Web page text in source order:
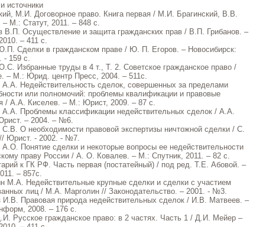
источники
М.И. Договорное право. Книга первая / М.И. Брагинский, В.В.
– М.: Статут, 2011. – 848 с.
В.П. Осуществление и защита гражданских прав / В.П. Грибанов. –
– 411 с.
Сделки в гражданском праве / Ю. П. Егоров. – Новосибирск:
- 159 с.
Избранные труды в 4 т., Т. 2. Советское гражданское право /
М.: Юрид. центр Пресс, 2004. – 511с.
А.А. Недействительность сделок, совершенных за пределами
или полномочий: проблемы квалификации и правовые
/ А.А. Киселев. – М.: Юрист, 2009. – 87 с.
А.А. Проблемы классификации недействительных сделок / А.А.
– 2004. – №6.
О необходимости правовой экспертизы ничтожной сделки / С.
Юрист. - 2002. - №7.
Понятие сделки и некоторые вопросы ее недействительности
праву России / А. О. Ковалев. – М.: Спутник, 2011. – 82 с.
к ГК РФ. Часть первая (постатейный) / под ред. Т.Е. Абовой. –
– 857с.
М.А. Недействительные крупные сделки и сделки с участием
лиц / М.А. Марголин // Законодательство. – 2001. - №3.
И.В. Правовая природа недействительных сделок / И.В. Матвеев. –
2008. – 176 с.
Русское гражданское право: в 2 частях. Часть 1 / Д.И. Мейер –